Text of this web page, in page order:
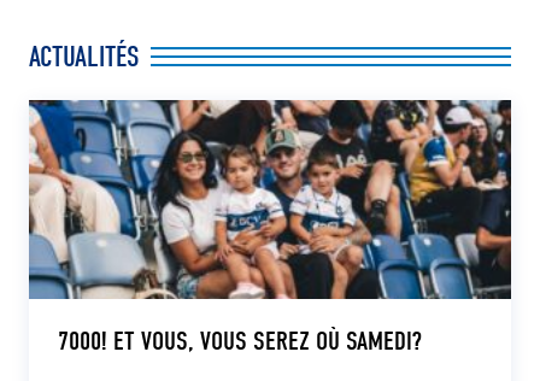
ACTUALITÉS
7000! ET VOUS, VOUS SEREZ OÙ SAMEDI?